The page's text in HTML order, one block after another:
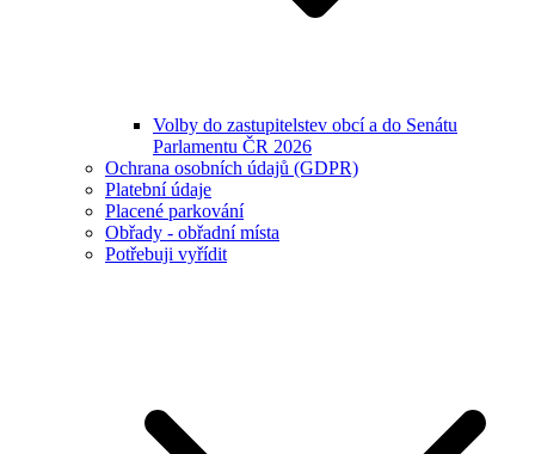
Volby do zastupitelstev obcí a do Senátu
Parlamentu ČR 2026
Ochrana osobních údajů (GDPR)
Platební údaje
Placené parkování
Obřady - obřadní místa
Potřebuji vyřídit